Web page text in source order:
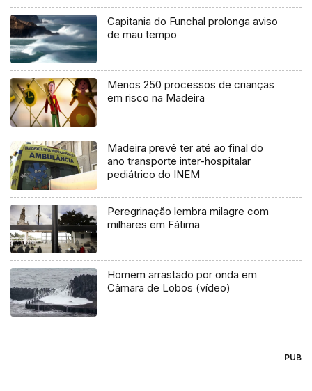
Capitania do Funchal prolonga aviso
de mau tempo
Menos 250 processos de crianças
em risco na Madeira
Madeira prevê ter até ao final do
ano transporte inter-hospitalar
pediátrico do INEM
Peregrinação lembra milagre com
milhares em Fátima
Homem arrastado por onda em
Câmara de Lobos (vídeo)
PUB